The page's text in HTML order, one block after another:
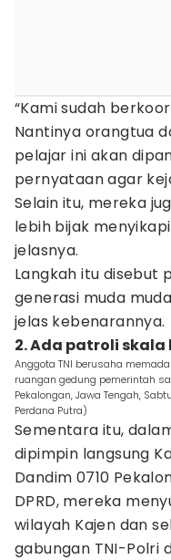
“Kami sudah
Nantinya orangtua
pelajar ini akan
pernyataan agar
Selain itu, mereka
lebih bijak
jelasnya.
Langkah itu disebut
generasi muda
jelas kebenarannya.
2. Ada patroli skala
Anggota TNI berusaha
ruangan gedung pemerintah
Pekalongan, Jawa Tengah,
Perdana Putra)
Sementara itu,
dipimpin langsung
Dandim 0710
DPRD, mereka
wilayah Kajen dan
gabungan TNI-Polri